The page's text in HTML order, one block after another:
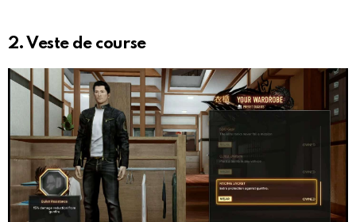
2. Veste de course